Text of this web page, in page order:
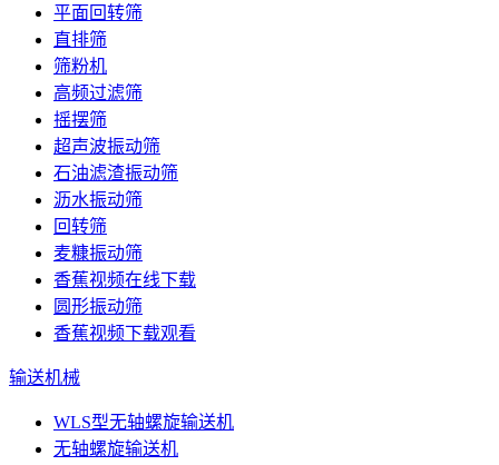
平面回转筛
直排筛
筛粉机
高频过滤筛
摇摆筛
超声波振动筛
石油滤渣振动筛
沥水振动筛
回转筛
麦糠振动筛
香蕉视频在线下载
圆形振动筛
香蕉视频下载观看
输送机械
WLS型无轴螺旋输送机
无轴螺旋输送机